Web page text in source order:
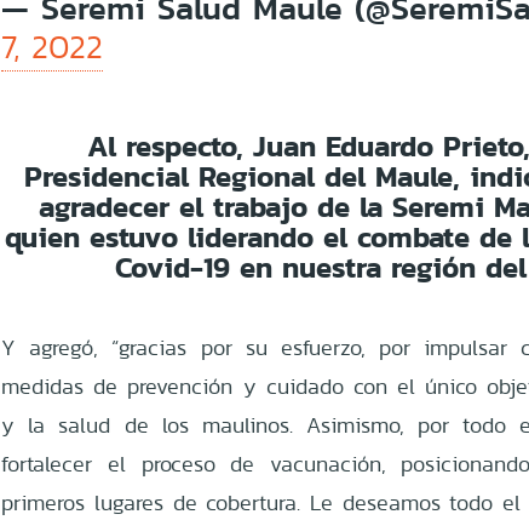
7, 2022
Al respecto, Juan Eduardo
Presidencial Regional del Maule,
agradecer el trabajo de la Seremi
quien estuvo liderando el combate de
Covid-19 en nuestra región del
Y agregó, “gracias por su esfuerzo, por impulsar
medidas de prevención y cuidado con el único
y la salud de los maulinos. Asimismo, por todo
fortalecer el proceso de vacunación,
primeros lugares de cobertura. Le deseamos todo